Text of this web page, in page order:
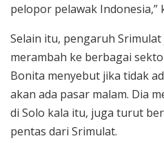
pelopor pelawak Indonesia,”
Selain itu, pengaruh
merambah ke berbagai
Bonita menyebut jika tidak
akan ada pasar malam. Dia
di Solo kala itu, juga turut
pentas dari Srimulat.